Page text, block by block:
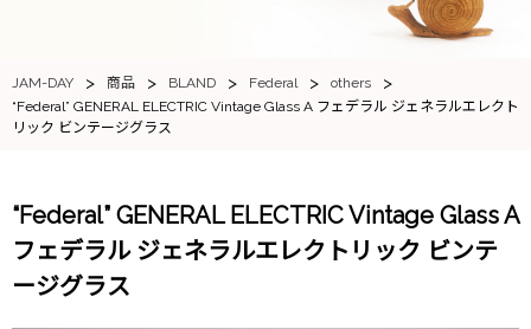
JAM-DAY > 商品 > BLAND > Federal > others >
“Federal” GENERAL ELECTRIC Vintage Glass A フェデラル ジェネラルエレクト
リック ビンテージグラス
“Federal” GENERAL ELECTRIC Vintage Glass A
フェデラル ジェネラルエレクトリック ビンテ
ージグラス